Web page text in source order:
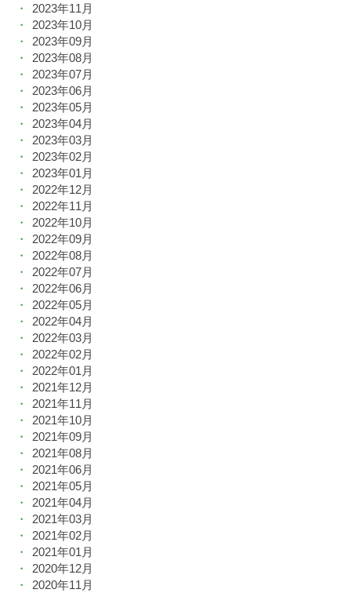
2023年11月
2023年10月
2023年09月
2023年08月
2023年07月
2023年06月
2023年05月
2023年04月
2023年03月
2023年02月
2023年01月
2022年12月
2022年11月
2022年10月
2022年09月
2022年08月
2022年07月
2022年06月
2022年05月
2022年04月
2022年03月
2022年02月
2022年01月
2021年12月
2021年11月
2021年10月
2021年09月
2021年08月
2021年06月
2021年05月
2021年04月
2021年03月
2021年02月
2021年01月
2020年12月
2020年11月